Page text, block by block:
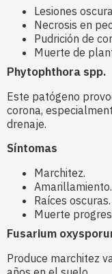
Lesiones
Necrosis en
Pudrición de
Muerte de
Phytophthora spp.
Este patógeno
corona,
drenaje.
Síntomas
Marchitez.
Amarillamiento.
Raíces oscuras.
Muerte
Fusarium
Produce marchitez